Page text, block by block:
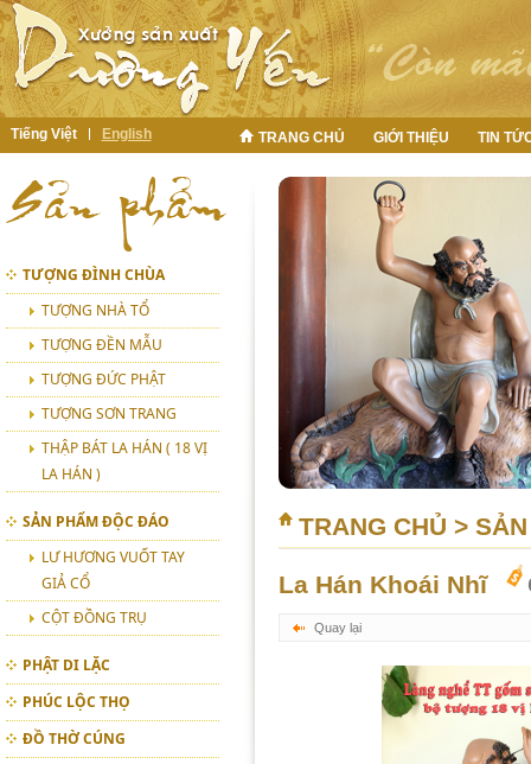
TRANG CHỦ GIỚI THIỆU TIN
Tiếng Việt English
TƯỢNG ĐÌNH CHÙA
TƯỢNG NHÀ TỔ
TƯỢNG ĐỀN MẪU
TƯỢNG ĐỨC PHẬT
TƯỢNG SƠN TRANG
THẬP BÁT LA HÁN ( 18 VỊ
LA HÁN )
SẢN PHẨM ĐỘC ĐÁO
LƯ HƯƠNG VUỐT TAY
GIẢ CỔ
CỘT ĐỒNG TRỤ
PHẬT DI LẶC
PHÚC LỘC THỌ
ĐỒ THỜ CÚNG
TRANG CHỦ >
La Hán Khoái Nhĩ
Quay lại